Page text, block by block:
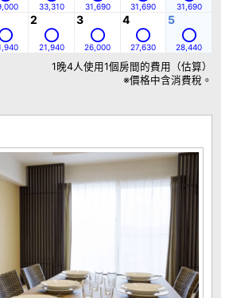
33,310 31,690 31,690 31,690
2
21,940
3
26,000
4
27,630
5
28,440
1晚4人使用1個房間的費用（估算）
※價格中含消費稅。